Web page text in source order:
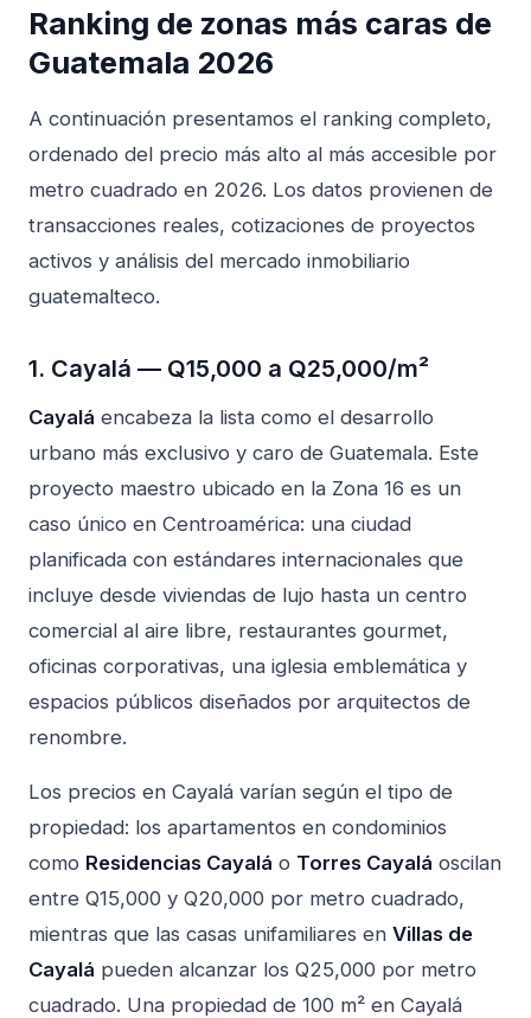
Ranking de zonas más caras de
Guatemala 2026
A continuación presentamos el ranking completo,
ordenado del precio más alto al más accesible por
metro cuadrado en 2026. Los datos provienen de
transacciones reales, cotizaciones de proyectos
activos y análisis del mercado inmobiliario
guatemalteco.
1. Cayalá — Q15,000 a Q25,000/m²
Cayalá encabeza la lista como el desarrollo
urbano más exclusivo y caro de Guatemala. Este
proyecto maestro ubicado en la Zona 16 es un
caso único en Centroamérica: una ciudad
planificada con estándares internacionales que
incluye desde viviendas de lujo hasta un centro
comercial al aire libre, restaurantes gourmet,
oficinas corporativas, una iglesia emblemática y
espacios públicos diseñados por arquitectos de
renombre.
Los precios en Cayalá varían según el tipo de
propiedad: los apartamentos en condominios
como Residencias Cayalá o Torres Cayalá oscilan
entre Q15,000 y Q20,000 por metro cuadrado,
mientras que las casas unifamiliares en Villas de
Cayalá pueden alcanzar los Q25,000 por metro
cuadrado. Una propiedad de 100 m² en Cayalá